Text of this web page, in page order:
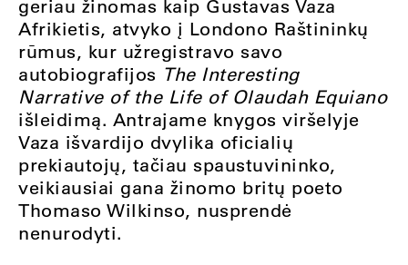
geriau žinomas kaip Gustavas Vaza
Afrikietis, atvyko į Londono Raštininkų
rūmus, kur užregistravo savo
autobiografijos The Interesting
Narrative of the Life of Olaudah Equiano
išleidimą. Antrajame knygos viršelyje
Vaza išvardijo dvylika oficialių
prekiautojų, tačiau spaustuvininko,
veikiausiai gana žinomo britų poeto
Thomaso Wilkinso, nusprendė
nenurodyti.